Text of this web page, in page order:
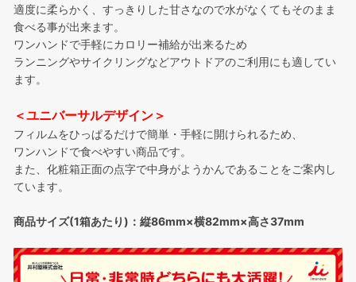
適度に柔らかく、すっきりした甘さなので水がなくてもそのまま
食べる事が出来ます。
ワンハンドで手軽にカロリー補給が出来るため
ランニングやサイクリングなどアウトドアのご利用にも適してい
ます。
＜ユニバーサルデザイン＞
フィルムをひっぱるだけで簡単・手軽に開けられるため、
ワンハンドで食べやすい商品です。
また、化粧箱正面の点字で中身がようかんであることをご案内し
ています。
商品サイズ(1箱あたり)：縦86mm×横82mm×高さ37mm